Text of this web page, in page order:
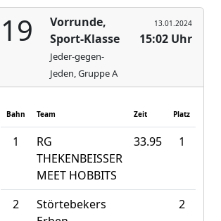
19
Vorrunde,
Sport-Klasse
Jeder-gegen-
Jeden, Gruppe A
13.01.2024
15:02 Uhr
Bahn Team Zeit Platz
1
RG
THEKENBEISSER
MEET HOBBITS
33.95 1
2
Störtebekers
2